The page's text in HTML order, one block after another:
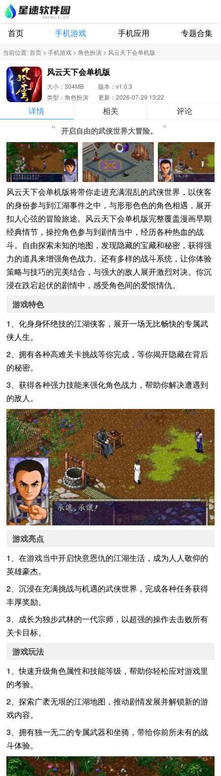
首页 手机游戏 手机应用 专题合集
当前位置:首页 > 手机游戏 > 角色扮演 > 风云天下会单机版
风云天下会单机版
大小：304MB
版本：v1.0.3
类型：角色扮演
更新：2026-07-29 13:22
详情 相关 评论
开启自由的武侠世界大冒险。
风云天下会单机版将带你走进充满混乱的武侠世界，以侠客
的身份参与到江湖事件之中，与形形色色的角色相遇，展开
扣人心弦的冒险旅途。风云天下会单机版完整覆盖漫画早期
经典情节，操控角色参与到剧情当中，经历各种热血的战
斗。自由探索未知的地图，发现隐藏的宝藏和秘密，获得强
力的道具来增强角色战力。还有多样的战斗系统，让你体验
策略与技巧的完美结合，与强大的敌人展开激烈对决。你沉
浸在跌宕起伏的剧情中，感受角色间的爱恨情仇。
游戏特色
1、化身身怀绝技的江湖侠客，展开一场无比畅快的专属武
侠人生。
2、拥有各种高难关卡挑战等你完成，等你揭开隐藏在背后
的秘密。
3、获得各种强力技能来强化角色战力，帮助你解决遭遇到
的敌人。
游戏亮点
1、在游戏当中开启快意恩仇的江湖生活，成为人人敬仰的
英雄豪杰。
2、沉浸在充满挑战与机遇的武侠世界，完成各种任务获得
丰厚奖励。
3、成长为独步武林的一代宗师，以超强的操作去击败所有
关卡目标。
游戏玩法
1、快速升级角色属性和技能等级，帮助你轻松应对游戏里
的考验。
2、探索广袤无垠的江湖地图，推动剧情发展并解锁新的游
戏内容。
3、拥有独一无二的专属武器和坐骑，带给你前所未有的战
斗体验。